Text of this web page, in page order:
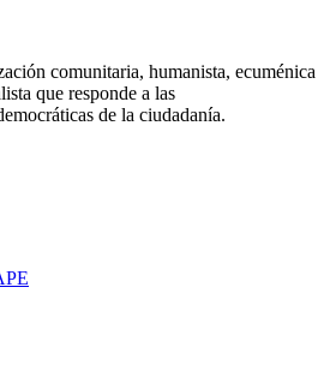
comunitaria, humanista, ecuménica
que responde a las
de la ciudadanía.